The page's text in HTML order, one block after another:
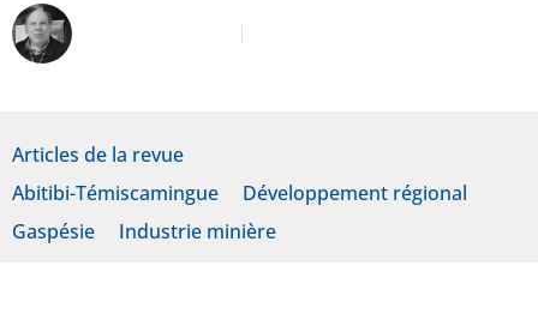
Articles de la revue
Abitibi-Témiscamingue
Développement régional
Gaspésie
Industrie minière